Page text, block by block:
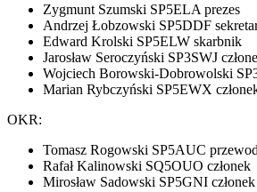
Zygmunt Szumski SP5ELA prezes
Andrzej Łobzowski SP5DDF
Edward Krolski SP5ELW skarbnik
Jarosław Seroczyński SP3SWJ
Wojciech Borowski-Dobrowolski
Marian Rybczyński SP5EWX
OKR:
Tomasz Rogowski SP5AUC
Rafał Kalinowski SQ5OUO członek
Mirosław Sadowski SP5GNI członek